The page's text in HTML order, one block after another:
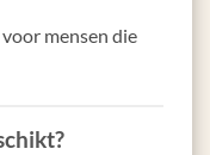
mensen die